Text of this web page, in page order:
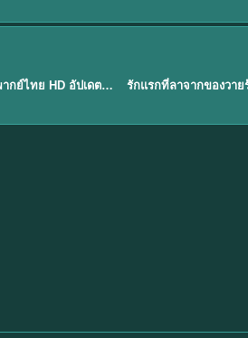
EP.1องค์ชายสี่เจ้าสำราญ 2026 พากย์ไทย HD อัปเดตล่าสุด ดูออนไลน์